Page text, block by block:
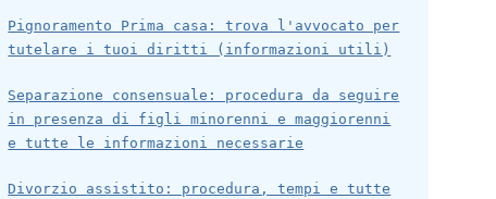
Pignoramento Prima casa: trova l'avvocato per
tutelare i tuoi diritti (informazioni utili)
Separazione consensuale: procedura da seguire
in presenza di figli minorenni e maggiorenni
e tutte le informazioni necessarie
Divorzio assistito: procedura, tempi e tutte